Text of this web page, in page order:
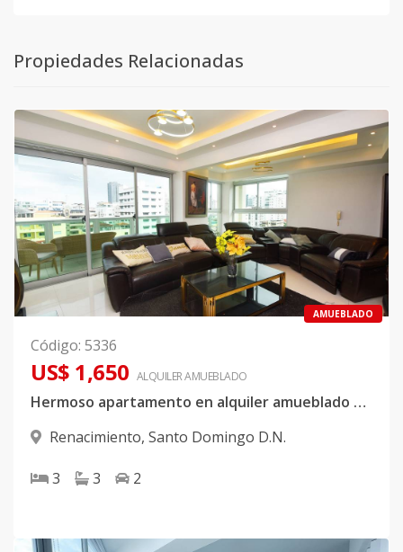
Propiedades Relacionadas
AMUEBLADO
Código: 5336
US$ 1,650 ALQUILERAMUEBLADO
Hermoso apartamento en alquiler amueblado ubicado en Renacimiento
Renacimiento, Santo Domingo D.N.
3 3 2